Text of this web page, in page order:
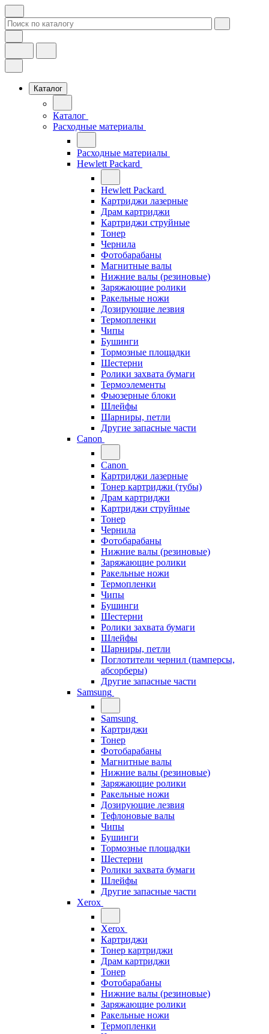
Каталог
Каталог
Расходные материалы
Расходные материалы
Hewlett Packard
Hewlett Packard
Картриджи лазерные
Драм картриджи
Картриджи струйные
Тонер
Чернила
Фотобарабаны
Магнитные валы
Нижние валы (резиновые)
Заряжающие ролики
Ракельные ножи
Дозирующие лезвия
Термопленки
Чипы
Бушинги
Тормозные площадки
Шестерни
Ролики захвата бумаги
Термоэлементы
Фьюзерные блоки
Шлейфы
Шарниры, петли
Другие запасные части
Canon
Canon
Картриджи лазерные
Тонер картриджи (тубы)
Драм картриджи
Картриджи струйные
Тонер
Чернила
Фотобарабаны
Нижние валы (резиновые)
Заряжающие ролики
Ракельные ножи
Термопленки
Чипы
Бушинги
Шестерни
Ролики захвата бумаги
Шлейфы
Шарниры, петли
Поглотители чернил (памперсы,
абсорберы)
Другие запасные части
Samsung
Samsung
Картриджи
Тонер
Фотобарабаны
Магнитные валы
Нижние валы (резиновые)
Заряжающие ролики
Ракельные ножи
Дозирующие лезвия
Тефлоновые валы
Чипы
Бушинги
Тормозные площадки
Шестерни
Ролики захвата бумаги
Шлейфы
Другие запасные части
Xerox
Xerox
Картриджи
Тонер картриджи
Драм картриджи
Тонер
Фотобарабаны
Нижние валы (резиновые)
Заряжающие ролики
Ракельные ножи
Термопленки